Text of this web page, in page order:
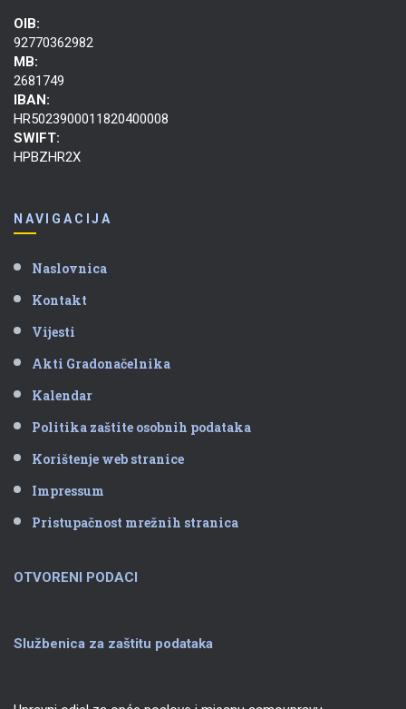
OIB:
92770362982
MB:
2681749
IBAN:
HR5023900011820400008
SWIFT:
HPBZHR2X
NAVIGACIJA
Naslovnica
Kontakt
Vijesti
Akti Gradonačelnika
Kalendar
Politika zaštite osobnih podataka
Korištenje web stranice
Impressum
Pristupačnost mrežnih stranica
OTVORENI PODACI
Službenica za zaštitu podataka